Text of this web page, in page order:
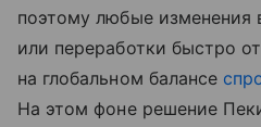
поэтому любые изменения
или переработки быстро
на глобальном балансе
На этом фоне решение